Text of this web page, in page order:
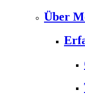
Über